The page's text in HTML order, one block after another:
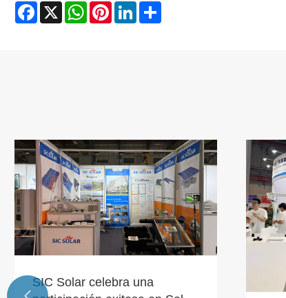
Facebook
X WhatsAppPinterestLinkedIn
SIC Solar celebra una
